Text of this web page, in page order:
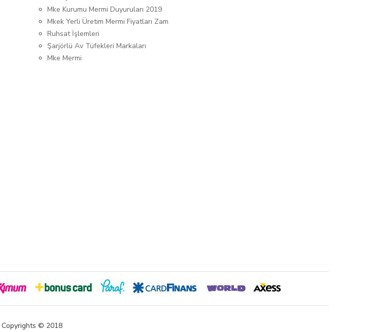
Mke Kurumu Mermi Duyuruları 2019
Mkek Yerli Üretim Mermi Fiyatları Zam
Ruhsat İşlemleri
Şarjörlü Av Tüfekleri Markaları
Mke Mermi
Copyrights © 2018